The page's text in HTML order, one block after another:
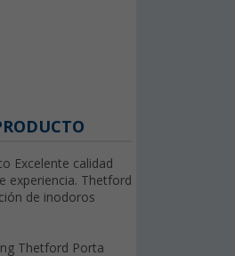
Excelente calidad
experiencia. Thetford
de inodoros
Thetford Porta